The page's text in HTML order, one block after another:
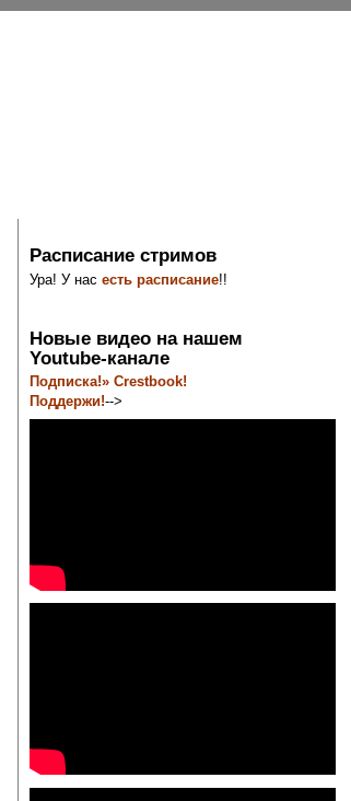
Расписание стримов
Ура! У насесть расписание!!
Новые видео на нашем
Youtube-канале
Подписка!» Crestbook!
Поддержи!-->